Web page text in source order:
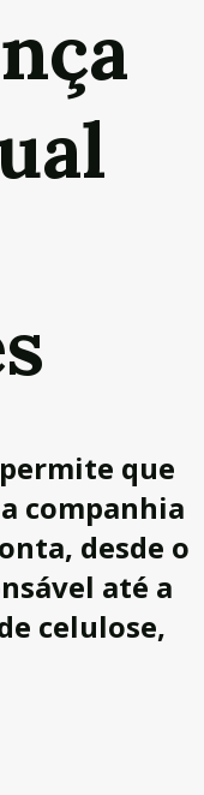
que
companhia
desde o
até a
celulose,